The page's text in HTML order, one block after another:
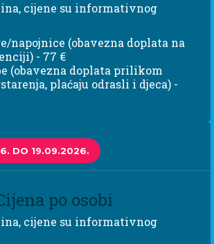
cijene su informativnog
napojnice (obavezna doplata na
- 77 €
(obavezna doplata prilikom
plaćaju odrasli i djeca) -
DO 19.09.2026.
po osobi
cijene su informativnog